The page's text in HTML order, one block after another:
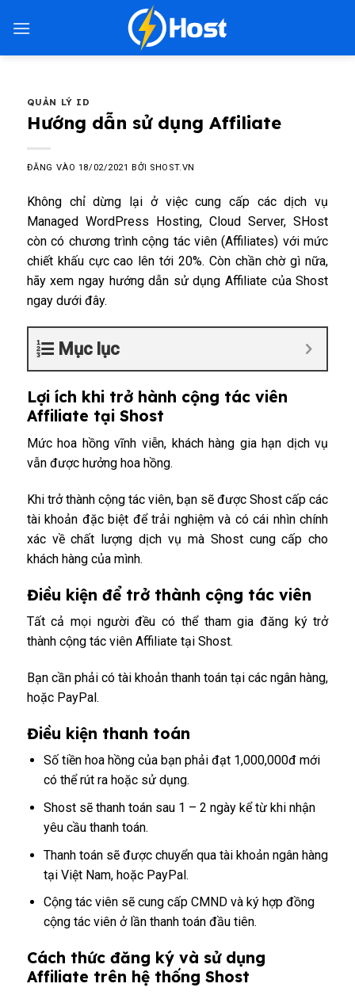
qua
QUẢN LÝ ID
Hướng dẫn sử dụng Affiliate
ĐĂNG VÀO 18/02/2021 BỞI SHOST.VN
Không chỉ dừng lại ở việc cung cấp các dịch vụ
Managed WordPress Hosting,Cloud Server, SHost
còn có chương trình cộng tác viên (Affiliates) với mức
chiết khấu cực cao lên tới 20%. Còn chần chờ gì nữa,
hãy xem ngay hướng dẫn sử dụng Affiliate của Shost
ngay dưới đây.
Mục lục
Lợi ích khi trở hành cộng tác viên
Affiliate tại Shost
Mức hoa hồng vĩnh viễn, khách hàng gia hạn dịch vụ
vẫn được hưởng hoa hồng.
Khi trở thành cộng tác viên, bạn sẽ được Shost cấp các
tài khoản đặc biệt để trải nghiệm và có cái nhìn chính
xác về chất lượng dịch vụ mà Shost cung cấp cho
khách hàng của mình.
Điều kiện để trở thành cộng tác viên
Tất cả mọi người đều có thể tham gia đăng ký trở
thành cộng tác viên Affiliate tại Shost.
Bạn cần phải có tài khoản thanh toán tại các ngân hàng,
hoặc PayPal.
Điều kiện thanh toán
Số tiền hoa hồng của bạn phải đạt 1,000,000đ mới
có thể rút ra hoặc sử dụng.
Shost sẽ thanh toán sau 1 – 2 ngày kể từ khi nhận
yêu cầu thanh toán.
Thanh toán sẽ được chuyển qua tài khoản ngân hàng
tại Việt Nam, hoặc PayPal.
Cộng tác viên sẽ cung cấp CMND và ký hợp đồng
cộng tác viên ở lần thanh toán đầu tiên.
Cách thức đăng ký và sử dụng
Affiliate trên hệ thống Shost